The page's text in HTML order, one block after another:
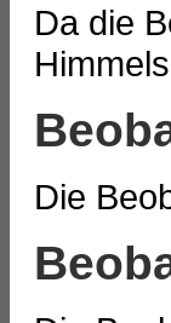
Da die
Die